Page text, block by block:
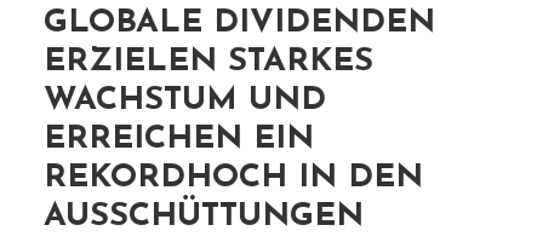
GLOBALE DIVIDENDEN
ERZIELEN STARKES
WACHSTUM UND
ERREICHEN EIN
REKORDHOCH IN DEN
AUSSCHÜTTUNGEN